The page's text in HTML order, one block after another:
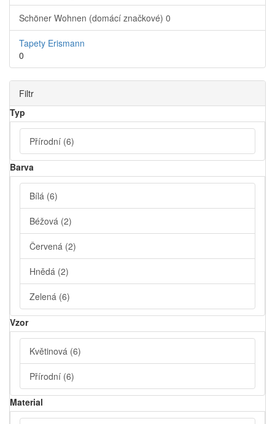
Schöner Wohnen (domácí značkové) 0
Tapety Erismann
0
Filtr
Typ
Přírodní (6)
Barva
Bílá (6)
Béžová (2)
Červená (2)
Hnědá (2)
Zelená (6)
Vzor
Květinová (6)
Přírodní (6)
Material